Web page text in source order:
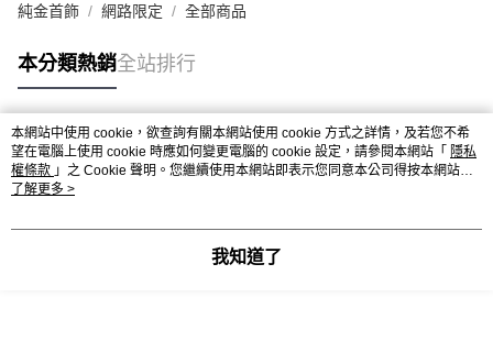
純金首飾 網路限定 全部商品
本分類熱銷全站排行
熱門標籤
本網站中使用 cookie，欲查詢有關本網站使用 cookie 方式之詳情，及若您不希
望在電腦上使用 cookie 時應如何變更電腦的 cookie 設定，請參閱本網站「 隱私
權條款 」之 Cookie 聲明。您繼續使用本網站即表示您同意本公司得按本網站使
用條款之 Cookie 聲明使用 cookie。
了解更多 >
我知道了